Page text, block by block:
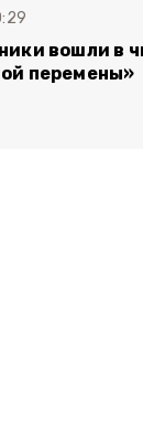
вошли в
перемены»